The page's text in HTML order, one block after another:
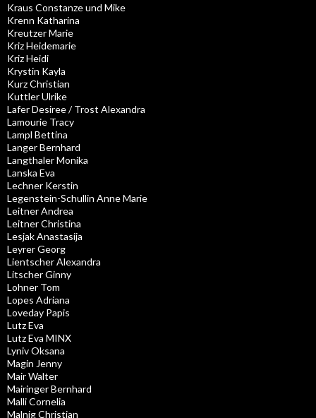
Kraus Constanze und Mike
Krenn Katharina
Kreutzer Marie
Kriz Heidemarie
Kriz Heidi
Krystin Kayla
Kurz Christian
Kuttler Ulrike
Lafer Desiree / Trost Alexandra
Lamourie Tracy
Lampl Bettina
Langer Bernhard
Langthaler Monika
Lanska Eva
Lechner Kerstin
Legenstein-Schullin Anne Marie
Leitner Andrea
Leitner Christina
Lesjak Anastasija
Leyrer Georg
Lientscher Alexandra
Litscher Ginny
Lohner Tom
Lopes Adriana
Loveday Papis
Lutz Eva
Lutz Eva MINX
Lyniv Oksana
Magin Jenny
Mair Walter
Mairinger Bernhard
Malli Cornelia
Malnig Christian